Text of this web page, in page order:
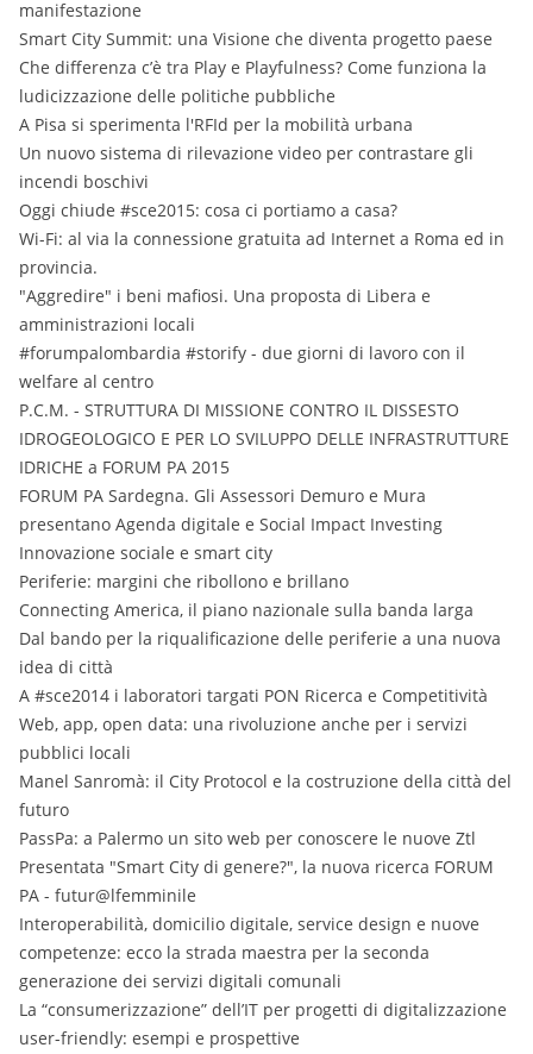
manifestazione
Smart City Summit: una Visione che diventa progetto paese
Che differenza c’è tra Play e Playfulness? Come funziona la
ludicizzazione delle politiche pubbliche
A Pisa si sperimenta l'RFId per la mobilità urbana
Un nuovo sistema di rilevazione video per contrastare gli
incendi boschivi
Oggi chiude #sce2015: cosa ci portiamo a casa?
Wi-Fi: al via la connessione gratuita ad Internet a Roma ed in
provincia.
"Aggredire" i beni mafiosi. Una proposta di Libera e
amministrazioni locali
#forumpalombardia #storify - due giorni di lavoro con il
welfare al centro
P.C.M. - STRUTTURA DI MISSIONE CONTRO IL DISSESTO
IDROGEOLOGICO E PER LO SVILUPPO DELLE INFRASTRUTTURE
IDRICHE a FORUM PA 2015
FORUM PA Sardegna. Gli Assessori Demuro e Mura
presentano Agenda digitale e Social Impact Investing
Innovazione sociale e smart city
Periferie: margini che ribollono e brillano
Connecting America, il piano nazionale sulla banda larga
Dal bando per la riqualificazione delle periferie a una nuova
idea di città
A #sce2014 i laboratori targati PON Ricerca e Competitività
Web, app, open data: una rivoluzione anche per i servizi
pubblici locali
Manel Sanromà: il City Protocol e la costruzione della città del
futuro
PassPa: a Palermo un sito web per conoscere le nuove Ztl
Presentata "Smart City di genere?", la nuova ricerca FORUM
PA - futur@lfemminile
Interoperabilità, domicilio digitale, service design e nuove
competenze: ecco la strada maestra per la seconda
generazione dei servizi digitali comunali
La “consumerizzazione” dell’IT per progetti di digitalizzazione
user-friendly: esempi e prospettive